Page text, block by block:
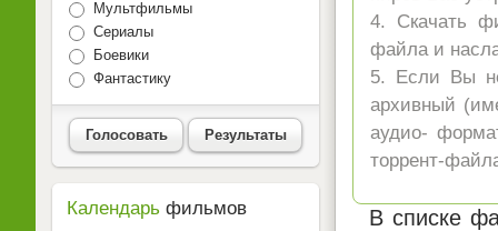
4. Скачать
файла и
5. Если Вы
архивный
аудио-
торрент-
В списке
Мультфильмы
Сериалы
Боевики
Фантастику
Голосовать Результаты
Календарь фильмов